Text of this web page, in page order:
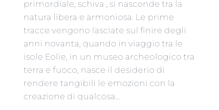
primordiale, schiva , si nasconde tra la
natura libera e armoniosa. Le prime
tracce vengono lasciate sul finire degli
anni novanta, quando in viaggio tra le
isole Eolie, in un museo archeologico tra
terra e fuoco, nasce il desiderio di
rendere tangibili le emozioni con la
creazione di qualcosa…